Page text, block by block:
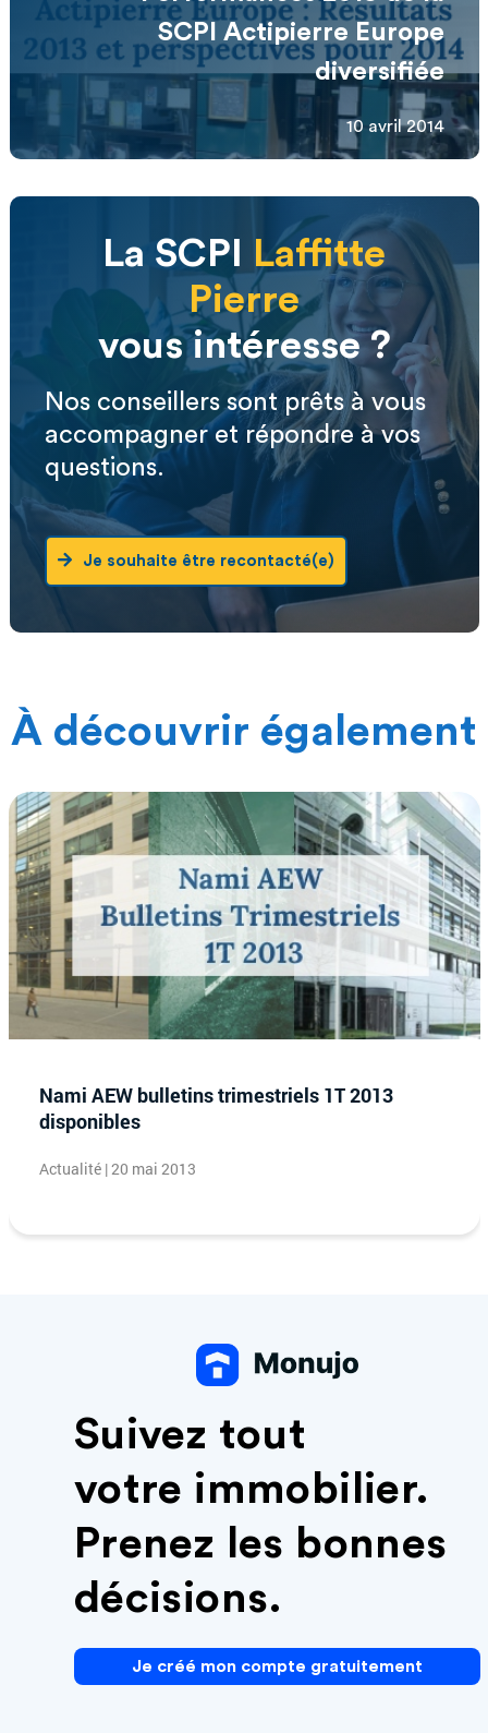
SCPI Actipierre Europe
diversifiée
10 avril 2014
La SCPI
Laffitte
Pierre
vous intéresse ?
Nos conseillers sont prêts à vous
accompagner et répondre à vos
questions.
Je souhaite être recontacté(e)
À découvrir également
Nami AEW bulletins trimestriels 1T 2013
disponibles
Actualité | 20 mai 2013
Suivez tout
votre immobilier.
Prenez les bonnes
décisions.
Je créé mon compte gratuitement